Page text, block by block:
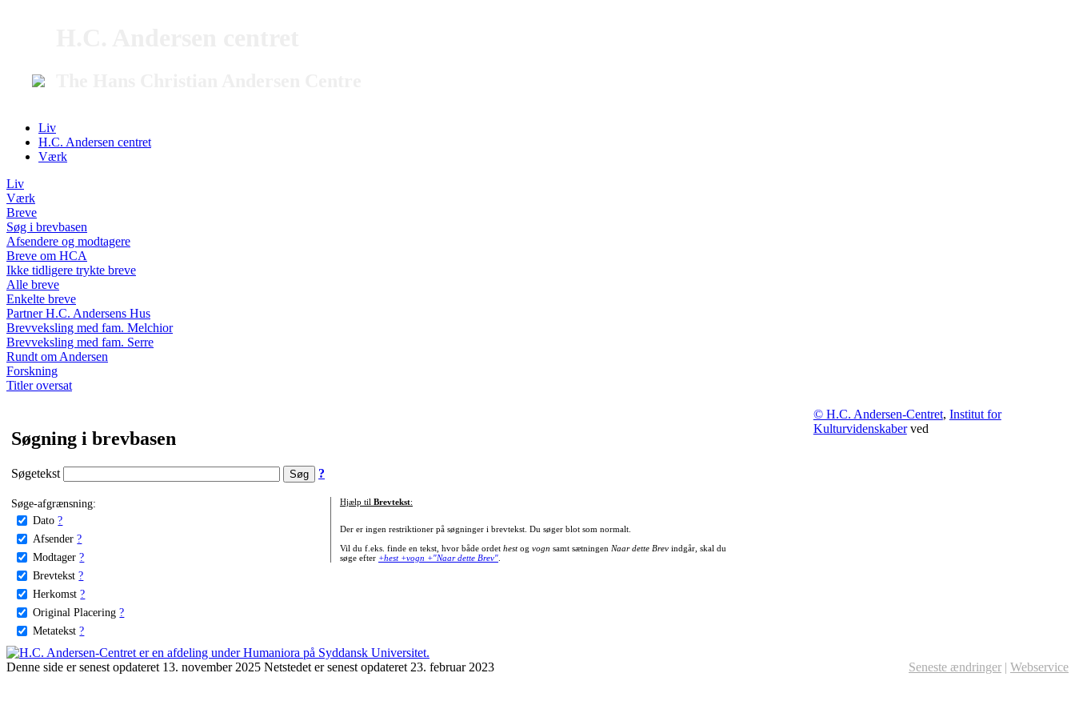
Liv
H.C. Andersen centret
Værk
Liv
Værk
Breve
Søg i brevbasen
Afsendere og modtagere
Breve om HCA
Ikke tidligere trykte breve
Alle breve
Enkelte breve
Partner H.C. Andersens Hus
Brevveksling med fam. Melchior
Brevveksling med fam. Serre
Rundt om Andersen
Forskning
Titler oversat
Søgning i brevbasen
Søgetekst ?
Søge-afgrænsning:
Dato ?
Afsender ?
Modtager ?
Brevtekst ?
Herkomst ?
Original Placering ?
Metatekst ?
Hjælp til Brevtekst:
Der er ingen restriktioner på søgninger i brevtekst. Du søger blot som normalt.
Vil du f.eks. finde en tekst, hvor både ordet hestog vogn samt sætningen Naar dette Brevindgår, skal du
søge efter +hest +vogn +"Naar dette Brev".
© H.C. Andersen-Centret, Institut for
Kulturvidenskaberved
Denne side er senest opdateret 13. november 2025 Netstedet er senest opdateret 23. februar 2023 Seneste ændringer | Webservice